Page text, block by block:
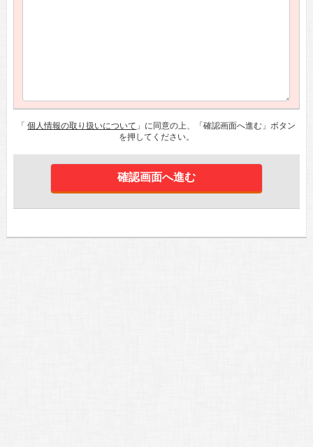
「個人情報の取り扱いについて 」に同意の上、「確認画面へ進む」ボタン
を押してください。